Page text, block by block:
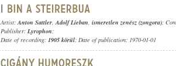
Artist:Anton Sattler,Adolf Lieban, ismeretlen zenész (zongora);
Publisher: Lyrophon;
Date of recording: 1905 körül; Date of publication: 1970-01-01